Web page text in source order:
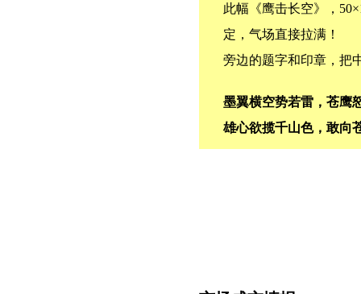
此幅《鹰击长空》，
定，气场直接拉满！
旁边的题字和印章，把
墨翼横空势若雷，苍鹰
雄心欲揽千山色，敢向